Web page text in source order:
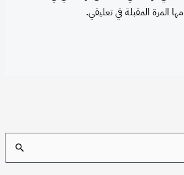
المرة المقبلة في تعليقي.